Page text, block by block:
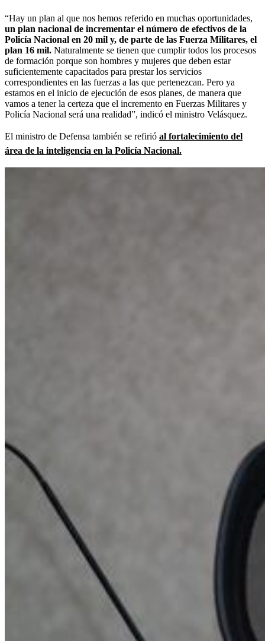
“Hay un plan al que nos hemos referido en muchas oportunidades,
un plan nacional de incrementar el número de efectivos de la
Policía Nacional en 20 mil y, de parte de las Fuerza Militares, el
plan 16 mil. Naturalmente se tienen que cumplir todos los procesos
de formación porque son hombres y mujeres que deben estar
suficientemente capacitados para prestar los servicios
correspondientes en las fuerzas a las que pertenezcan. Pero ya
estamos en el inicio de ejecución de esos planes, de manera que
vamos a tener la certeza que el incremento en Fuerzas Militares y
Policía Nacional será una realidad”, indicó el ministro Velásquez.
El ministro de Defensa también se refirió al fortalecimiento del
área de la inteligencia en la Policía Nacional.